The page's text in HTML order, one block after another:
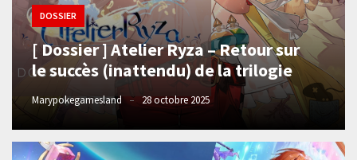
DOSSIER
[ Dossier ] Atelier Ryza – Retour sur
le succès (inattendu) de la trilogie
Marypokegamesland 28 octobre 2025